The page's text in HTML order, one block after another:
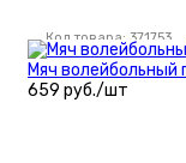
Код товара: 371753
Мяч
659 руб./шт